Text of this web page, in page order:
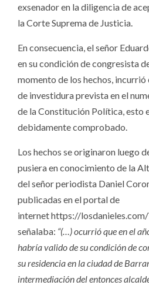
exsenador en la diligencia de
la Corte Suprema de Justicia.
En consecuencia, el señor
en su condición de congresista
momento de los hechos, incurrió
de investidura prevista en el
de la Constitución Política, esto
debidamente comprobado.
Los hechos se originaron luego
pusiera en conocimiento de la
del señor periodista Daniel
publicadas en el portal de
internet https://losdanieles.com/
señalaba: “(…) ocurrió que en el
habría valido de su condición de
su residencia en la ciudad de
intermediación del entonces